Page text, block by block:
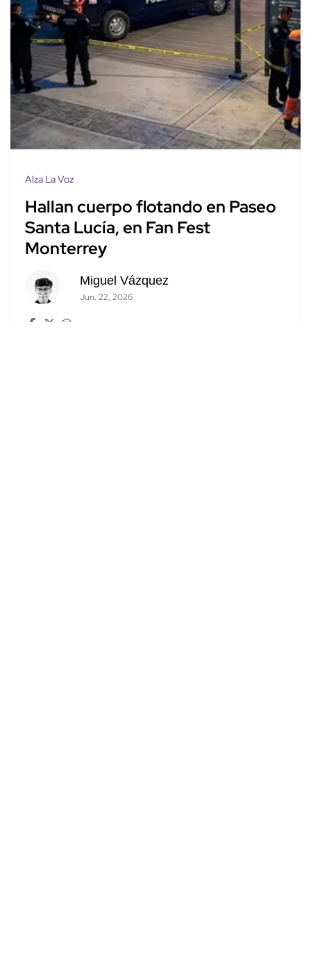
Alza La Voz
Hallan cuerpo flotando en Paseo
Santa Lucía, en Fan Fest
Monterrey
Miguel Vázquez
Jun. 22, 2026